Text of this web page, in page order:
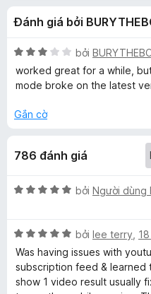
á
c
h
o
U
s
r
-
r
n
g
s
Đánh giá bởi
X
ế
p
ạ
3
r
g
ố
5
bởi
worked great for a while,
mode broke on the latest
Gắn cờ
786 đánh giá
X
h
ạ
n
g
bởi Người dùng
X
ế
p
h
bởi lee terry
Was having issues with
subscription feed &
show 1 video result usually